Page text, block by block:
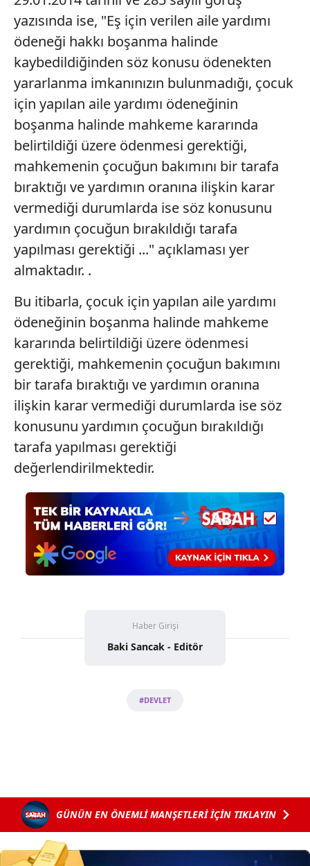
Sizlere daha iyi bir hizmet sunabilmek için İnternet
Sitemizde kendimize ve üçüncü kişilere ait çerezler
kullanılmaktadır. Bu çerezler vasıtasıyla çeşitli kişisel
verileriniz işlenmekte olup gerekli olan çerezler bilgi
toplumu hizmetlerinin sunulması amacıyla
kullanılmaktadır. Diğer çerezler, sitemizin daha işlevsel
kılınması ve kişiselleştirilmesi ve sizlere yönelik
reklam/pazarlama faaliyetlerinin yapılması, amaçlarıyla
sınırlı olarak açık rızanız dahilinde kullanılacaktır.
Çerezlere ilişkin tercihlerinizi aşağıda yer alan panel
vasıtasıyla belirleyebilirsiniz. Çerezlere ilişkin detaylı bilgi
için Ayarlar butonuna tıklayabilir,
Metnimiziziyaret edebilirsiniz.
6698 sayılı Kişisel Verilerin Korunması Kanunu uyarınca
ilgili mevzuata uygun olarak kullanılan çerezlerle ilgili bilgi
almak için lütfentıklayınız .
yazısında ise, "Eş için verilen aile yardımı
ödeneği hakkı boşanma halinde
kaybedildiğinden söz konusu ödenekten
yararlanma imkanınızın bulunmadığı, çocuk
için yapılan aile yardımı ödeneğinin
boşanma halinde mahkeme kararında
belirtildiği üzere ödenmesi gerektiği,
mahkemenin çocuğun bakımını bir tarafa
bıraktığı ve yardımın oranına ilişkin karar
vermediği durumlarda ise söz konusunu
yardımın çocuğun bırakıldığı tarafa
yapılması gerektiği ..." açıklaması yer
almaktadır. .
Bu itibarla, çocuk için yapılan aile yardımı
ödeneğinin boşanma halinde mahkeme
kararında belirtildiği üzere ödenmesi
gerektiği, mahkemenin çocuğun bakımını
bir tarafa bıraktığı ve yardımın oranına
ilişkin karar vermediği durumlarda ise söz
konusunu yardımın çocuğun bırakıldığı
tarafa yapılması gerektiği
değerlendirilmektedir.
Haber Girişi
Baki Sancak - Editör
#DEVLET
GÜNÜN EN ÖNEMLİ MANŞETLERİ İÇİN TIKLAYIN